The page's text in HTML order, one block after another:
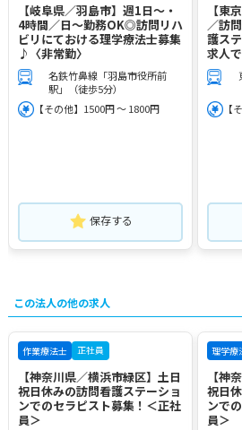
【岐阜県／羽島市】週1日～・
4時間／日～勤務OK◎訪問リハ
ビリにておける理学療法士募集
♪〈非常勤〉
名鉄竹鼻線「羽島市役所前
駅」（徒歩5分）
【その他】1500円 ～ 1800円
保存する
【東
／訪
護ス
求人で
【
この法人の他の求人
作業療法士 正社員
【神奈川県／横浜市緑区】土日
祝日休みの訪問看護ステーショ
ンでのセラピスト募集！＜正社
員＞
理学療
【神
祝日
ンで
員＞